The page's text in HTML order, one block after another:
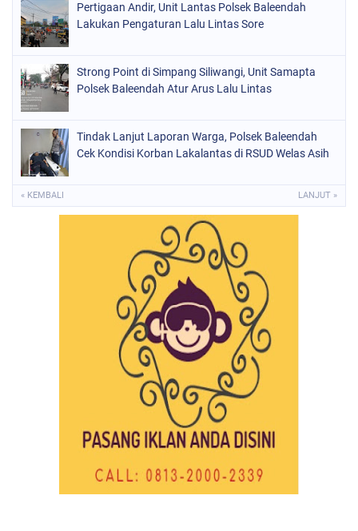
Pertigaan Andir, Unit Lantas Polsek Baleendah
Lakukan Pengaturan Lalu Lintas Sore
Strong Point di Simpang Siliwangi, Unit Samapta
Polsek Baleendah Atur Arus Lalu Lintas
Tindak Lanjut Laporan Warga, Polsek Baleendah
Cek Kondisi Korban Lakalantas di RSUD Welas Asih
« KEMBALI LANJUT »